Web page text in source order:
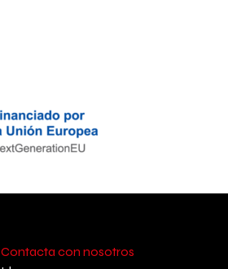
Contacta con nosotros